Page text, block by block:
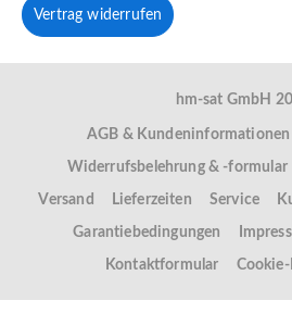
Vertrag widerrufen
hm-sat GmbH
AGB & Kundeninformationen
Widerrufsbelehrung & -formular
Versand Lieferzeiten Service
Garantiebedingungen
Kontaktformular